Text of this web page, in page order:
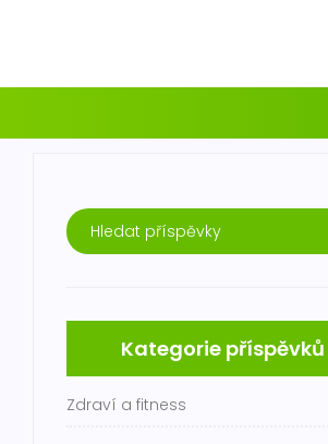
Kategorie příspěvků
Zdraví a fitness